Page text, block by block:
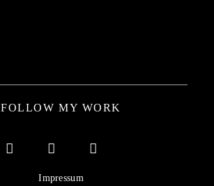
FOLLOW MY WORK
Impressum